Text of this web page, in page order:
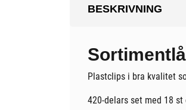
BESKRIVNING
Plastclips i bra kvalitet
420-delars set med 18